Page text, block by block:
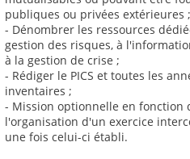
publiques ou privées extérieures ;
- Dénombrer les ressources
gestion des risques, à
à la gestion de crise ;
- Rédiger le PICS et toutes les
inventaires ;
- Mission optionnelle en fonction
l'organisation d'un exercice
une fois celui-ci établi.